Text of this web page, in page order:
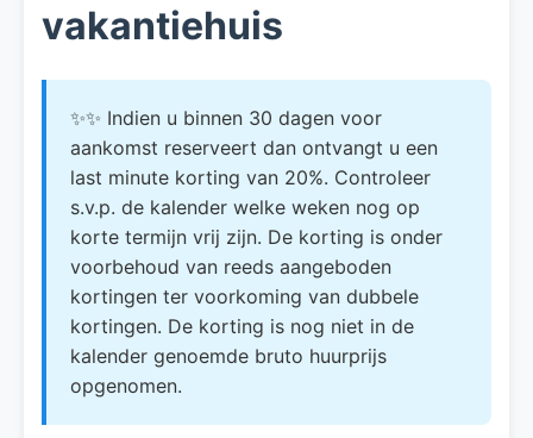
vakantiehuis
✨✨ Indien u binnen 30 dagen voor
aankomst reserveert dan ontvangt u een
last minute korting van 20%. Controleer
s.v.p. de kalender welke weken nog op
korte termijn vrij zijn. De korting is onder
voorbehoud van reeds aangeboden
kortingen ter voorkoming van dubbele
kortingen. De korting is nog niet in de
kalender genoemde bruto huurprijs
opgenomen.